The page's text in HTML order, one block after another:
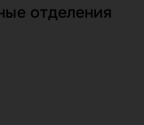
отделения